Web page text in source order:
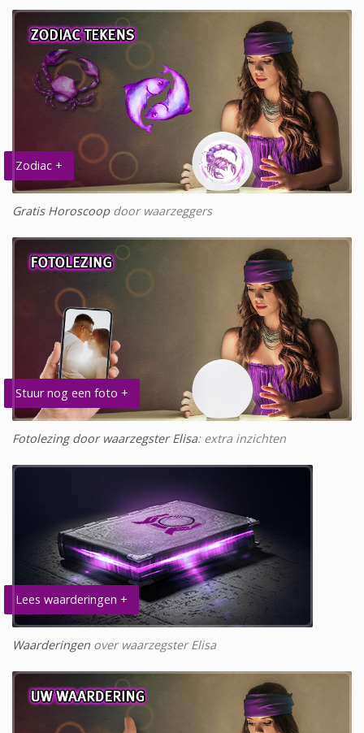
Zodiac +
Gratis Horoscoopdoor waarzeggers
Stuur nog een foto +
Fotolezing door waarzegster Elisa: extra inzichten
Lees waarderingen +
Waarderingen over waarzegster Elisa